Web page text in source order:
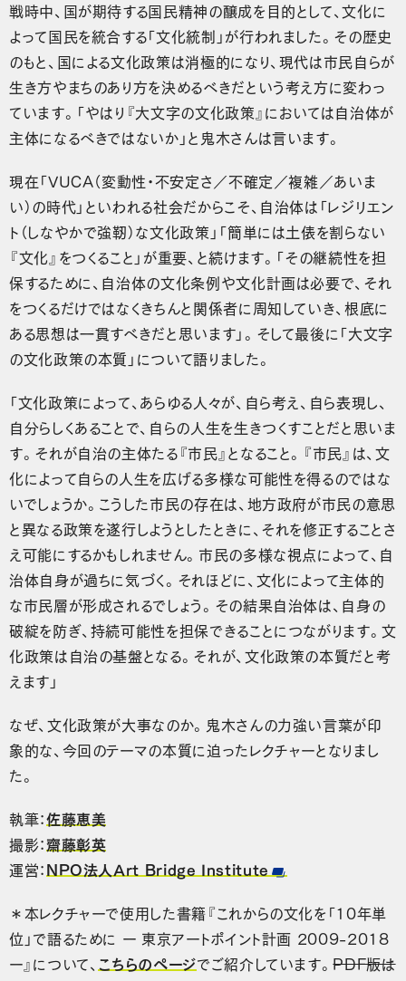
戦時中、国が期待する国民精神の醸成を目的として、文化に
よって国民を統合する「文化統制」が行われました。その歴史
のもと、国による文化政策は消極的になり、現代は市民自らが
生き方やまちのあり方を決めるべきだという考え方に変わっ
ています。「やはり『大文字の文化政策』においては自治体が
主体になるべきではないか」と鬼木さんは言います。
現在「VUCA（変動性・不安定さ／不確定／複雑／あいま
い）の時代」といわれる社会だからこそ、自治体は「レジリエン
ト（しなやかで強靭）な文化政策」「簡単には土俵を割らない
『文化』をつくること」が重要、と続けます。「その継続性を担
保するために、自治体の文化条例や文化計画は必要で、それ
をつくるだけではなくきちんと関係者に周知していき、根底に
ある思想は一貫すべきだと思います」。そして最後に「大文字
の文化政策の本質」について語りました。
「文化政策によって、あらゆる人々が、自ら考え、自ら表現し、
自分らしくあることで、自らの人生を生きつくすことだと思いま
す。それが自治の主体たる『市民』となること。『市民』は、文
化によって自らの人生を広げる多様な可能性を得るのではな
いでしょうか。こうした市民の存在は、地方政府が市民の意思
と異なる政策を遂行しようとしたときに、それを修正することさ
え可能にするかもしれません。市民の多様な視点によって、自
治体自身が過ちに気づく。それほどに、文化によって主体的
な市民層が形成されるでしょう。その結果自治体は、自身の
破綻を防ぎ、持続可能性を担保できることにつながります。文
化政策は自治の基盤となる。それが、文化政策の本質だと考
えます」
なぜ、文化政策が大事なのか。鬼木さんの力強い言葉が印
象的な、今回のテーマの本質に迫ったレクチャーとなりまし
た。
執筆：佐藤恵美
撮影：齋藤彰英
運営：NPO法人Art Bridge Institute
＊本レクチャーで使用した書籍『これからの文化を「10年単
位」で語るために ー 東京アートポイント計画 2009-2018
ー』について、 こちらのページでご紹介しています。PDF版は